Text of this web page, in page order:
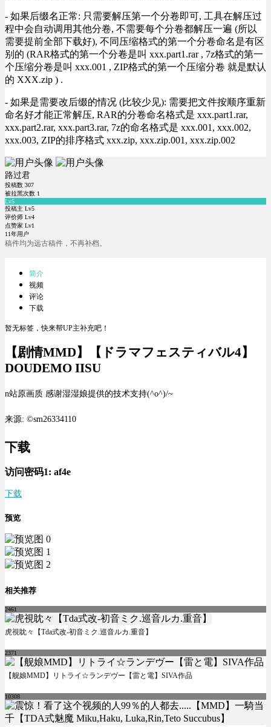
- 如果后缀名正常: 只需要解压第一个分卷即可, 工具在解压过
程中会自动调用其他分卷, 不需要每个分卷都解压一遍 (所以
需要提前全部下载好), 不同压缩格式的第一个分卷命名是有区
别的 (RAR格式的第一个分卷是叫 xxx.part1.rar , 7z格式的第一
个压缩分卷是叫 xxx.001 , ZIP格式的第一个压缩分卷 就是默认
的 XXX.zip ) .
- 如果是需要改后缀的情况 (比较少见): 需要把文件按顺序重新
命名好才能正常解压, RAR的分卷命名格式是 xxx.part1.rar,
xxx.part2.rar, xxx.part3.rar, 7z的命名格式是 xxx.001, xxx.002,
xxx.003, ZIP的排序格式 xxx.zip, xxx.zip.001, xxx.zip.002
路过君
投稿数 307
被拉黑次数 1
Lv5
投稿主 Lv5
评价师 Lv4
点赞家 Lv1
11年用户
稿件均为远古稿件，不再补档。
简介
视频
评论
下载
暂无标签，快来帮UP主补充吧！
【剧情MMD】【ドラマフェスティバル4】
DOUDEMO IISU
n站原画质 感谢湿湿娘提供的技术支持(^o^)/~
来源: ©sm26334110
下载
访问密码1: af4e
下载
预览
相关推荐
2461
虎視眈々【Tda式改-初音ミク.巡音ルカ.重音】
2371
【舰娘MMD】リトライ☆ランデヴー【雷と電】SIVA作品
10308